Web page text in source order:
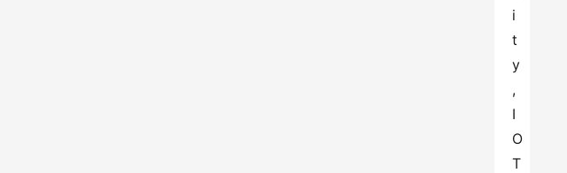
i
t
y
,
I
O
T